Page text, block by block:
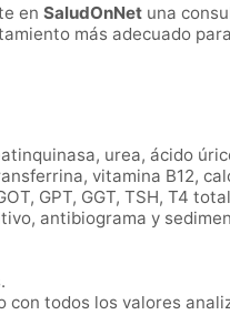
en SaludOnNet una
más adecuado
urea, ácido
vitamina B12,
GPT, GGT, TSH, T4
antibiograma y
con todos los valores